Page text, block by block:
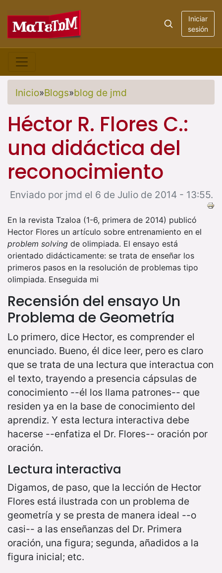
Iniciar
sesión
Inicio»Blogs»blog de jmd
Héctor R. Flores C.:
una didáctica del
reconocimiento
Enviado por jmd el 6 de Julio de 2014 - 13:55.
En la revista Tzaloa (1-6, primera de 2014) publicó
Hector Flores un artículo sobre entrenamiento en el
problem solving de olimpiada. El ensayo está
orientado didácticamente: se trata de enseñar los
primeros pasos en la resolución de problemas tipo
olimpiada. Enseguida mi
Recensión del ensayo Un
Problema de Geometría
Lo primero, dice Hector, es comprender el
enunciado. Bueno, él dice leer, pero es claro
que se trata de una lectura que interactua con
el texto, trayendo a presencia cápsulas de
conocimiento --él los llama patrones-- que
residen ya en la base de conocimiento del
aprendiz. Y esta lectura interactiva debe
hacerse --enfatiza el Dr. Flores-- oración por
oración.
Lectura interactiva
Digamos, de paso, que la lección de Hector
Flores está ilustrada con un problema de
geometría y se presta de manera ideal --o
casi-- a las enseñanzas del Dr. Primera
oración, una figura; segunda, añadidos a la
figura inicial; etc.